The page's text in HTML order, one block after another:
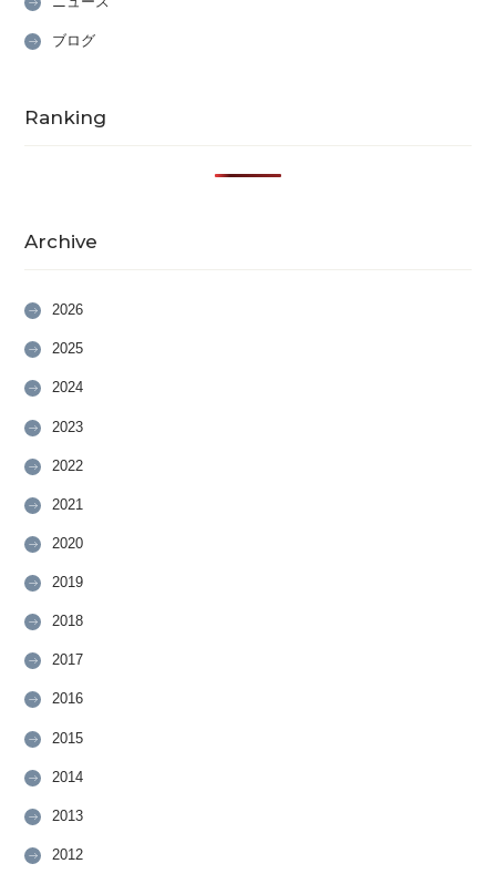
ブログ
Ranking
Archive
2026
2025
2024
2023
2022
2021
2020
2019
2018
2017
2016
2015
2014
2013
2012